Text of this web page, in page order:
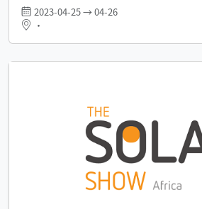
2023-04-25 → 04-26
•